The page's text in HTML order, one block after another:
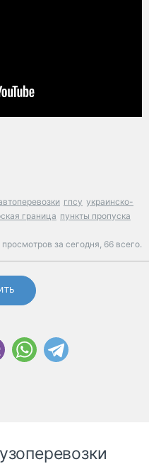
гпсу украинско-
граница пункты пропуска
просмотров за сегодня, 66 всего.